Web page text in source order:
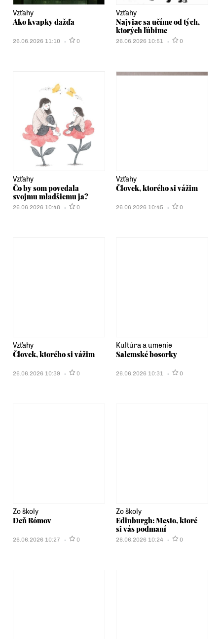
Vzťahy
Ako kvapky dažďa
26.06.2026 11:10 0
Vzťahy
Najviac sa učíme od tých,
ktorých ľúbime
26.06.2026 10:51 0
Vzťahy
Čo by som povedala
svojmu mladšiemu ja?
26.06.2026 10:48 0
Vzťahy
Človek, ktorého si vážim
26.06.2026 10:45 0
Vzťahy
Človek, ktorého si vážim
26.06.2026 10:39 0
Kultúra a umenie
Salemské bosorky
26.06.2026 10:31 0
Zo školy
Deň Rómov
26.06.2026 10:27 0
Zo školy
Edinburgh: Mesto, ktoré
si vás podmaní
26.06.2026 10:24 0